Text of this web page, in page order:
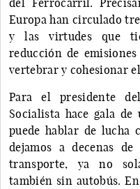
Europa han circulado
y las virtudes que
reducción de
vertebrar y cohesionar
Para el presidente
Socialista hace gala de
puede hablar de lucha
dejamos a decenas
transporte, ya no
también sin autobús.